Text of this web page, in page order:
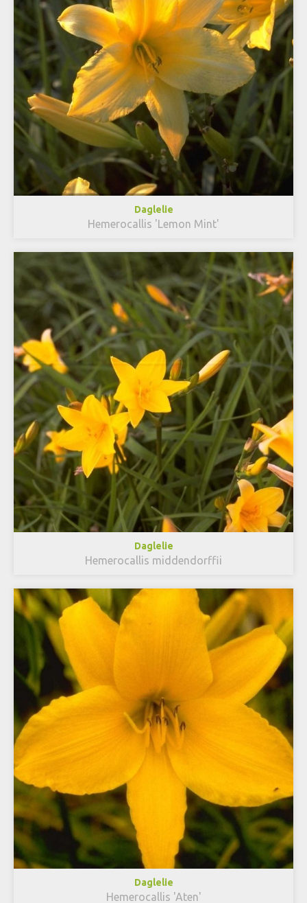
Daglelie
Hemerocallis 'Lemon Mint'
Daglelie
Hemerocallis middendorffii
Daglelie
Hemerocallis 'Aten'